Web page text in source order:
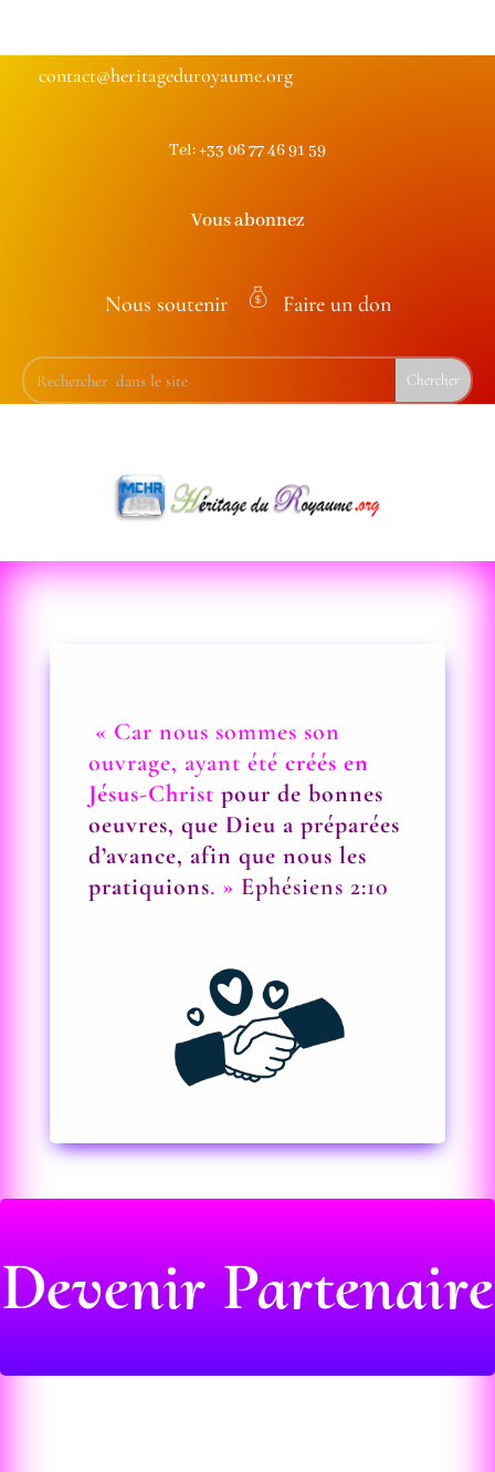
contact@heritageduroyaume.org
Tel: +33 06 77 46 91 59
Vous abonnez
Nous soutenir
on
ba
on
Faire un don
« Car nous sommes son
ouvrage, ayant été créés en
Jésus-Christ pour de bonnes
oeuvres, que Dieu a préparées
d’avance, afin que nous les
pratiquions. » Ephésiens 2:10
Devenir Partenaire